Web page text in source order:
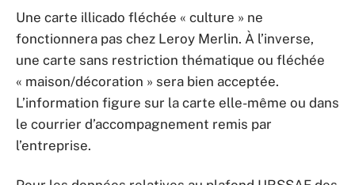
Une carte illicado fléchée « culture » ne
fonctionnera pas chez Leroy Merlin. À l’inverse,
une carte sans restriction thématique ou fléchée
« maison/décoration » sera bien acceptée.
L’information figure sur la carte elle-même ou dans
le courrier d’accompagnement remis par
l’entreprise.